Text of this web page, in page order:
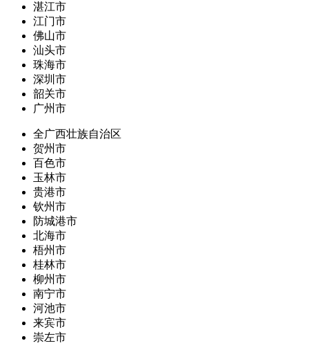
湛江市
江门市
佛山市
汕头市
珠海市
深圳市
韶关市
广州市
全广西壮族自治区
贺州市
百色市
玉林市
贵港市
钦州市
防城港市
北海市
梧州市
桂林市
柳州市
南宁市
河池市
来宾市
崇左市